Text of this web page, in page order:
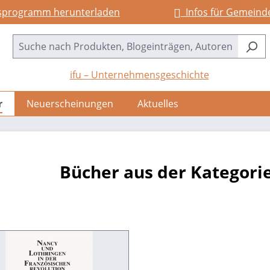
herunterladen Infos für
ifu – Unternehmensgeschichte
Neuerscheinungen Aktuelles
Bücher aus der